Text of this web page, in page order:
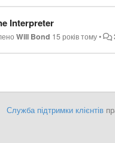
Interpreter
Will Bond 15 років тому•
Служба підтримки клієнтів